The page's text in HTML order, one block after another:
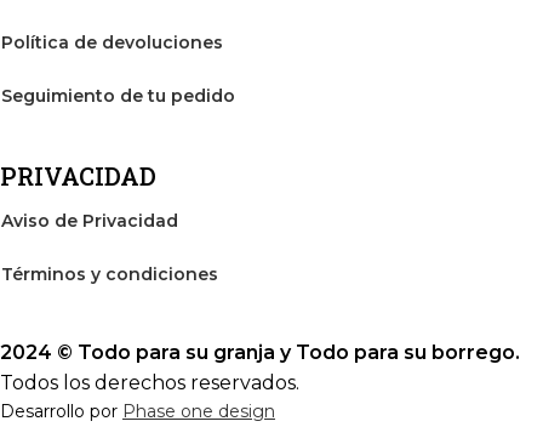
Política de devoluciones
Seguimiento de tu pedido
PRIVACIDAD
Aviso de Privacidad
Términos y condiciones
2024 © Todo para su granja y Todo para su borrego.
Todos los derechos reservados.
Desarrollo por Phase one design